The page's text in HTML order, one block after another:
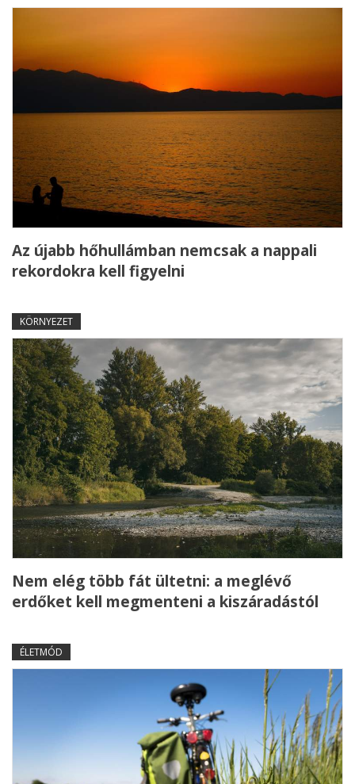
Az újabb hőhullámban nemcsak a nappali
rekordokra kell figyelni
KÖRNYEZET
Nem elég több fát ültetni: a meglévő
erdőket kell megmenteni a kiszáradástól
ÉLETMÓD